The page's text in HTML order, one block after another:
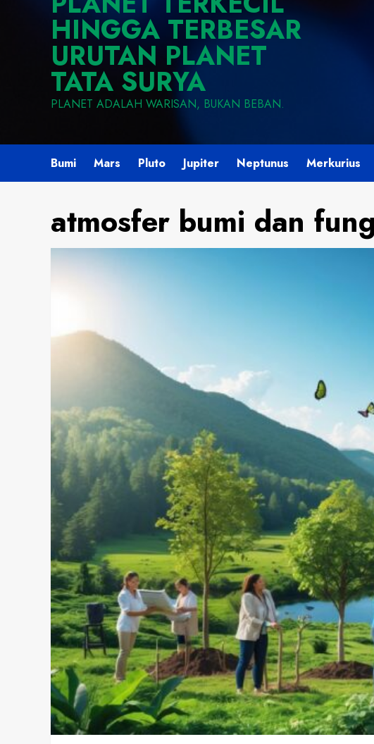
HINGGA TERBESAR
URUTAN PLANET
TATA SURYA
PLANET ADALAH WARISAN, BUKAN BEBAN.
Bumi Mars Pluto Jupiter Neptunus Merkurius
atmosfer bumi dan